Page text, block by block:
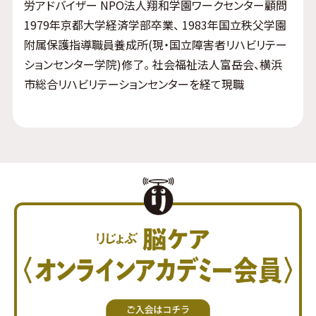
労アドバイザー NPO法人翔和学園ワークセンター顧問
1979年京都大学経済学部卒業、 1983年国立秩父学園
附属保護指導職員養成所(現・国立障害者リハビリテー
ションセンター学院)修了。 社会福祉法人富岳会、横浜
市総合リハビリテーションセンターを経て現職